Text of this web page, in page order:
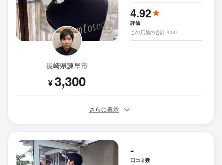
長崎県諫早市
¥3,300
4.92
評価
この店舗の合計 4.50
さらに表示
-
口コミ数